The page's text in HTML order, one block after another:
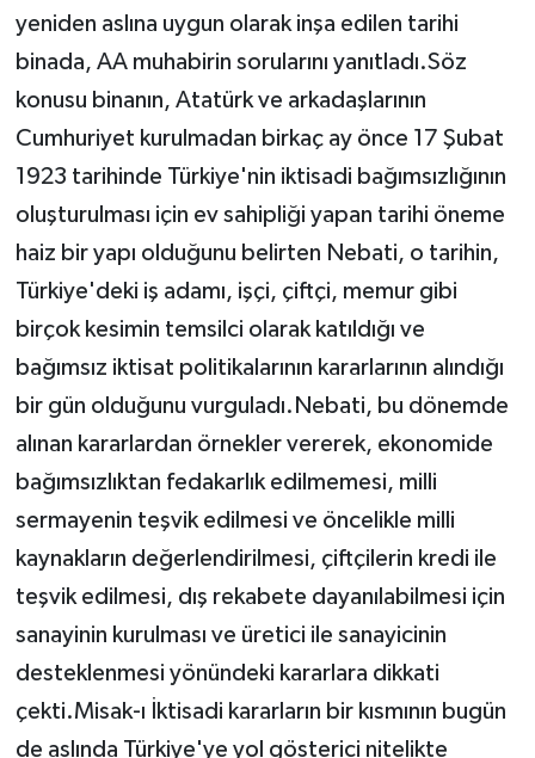
yeniden aslına uygun olarak inşa edilen tarihi
binada, AA muhabirin sorularını yanıtladı.Söz
konusu binanın, Atatürk ve arkadaşlarının
Cumhuriyet kurulmadan birkaç ay önce 17 Şubat
1923 tarihinde Türkiye'nin iktisadi bağımsızlığının
oluşturulması için ev sahipliği yapan tarihi öneme
haiz bir yapı olduğunu belirten Nebati, o tarihin,
Türkiye'deki iş adamı, işçi, çiftçi, memur gibi
birçok kesimin temsilci olarak katıldığı ve
bağımsız iktisat politikalarının kararlarının alındığı
bir gün olduğunu vurguladı.Nebati, bu dönemde
alınan kararlardan örnekler vererek, ekonomide
bağımsızlıktan fedakarlık edilmemesi, milli
sermayenin teşvik edilmesi ve öncelikle milli
kaynakların değerlendirilmesi, çiftçilerin kredi ile
teşvik edilmesi, dış rekabete dayanılabilmesi için
sanayinin kurulması ve üretici ile sanayicinin
desteklenmesi yönündeki kararlara dikkati
çekti.Misak-ı İktisadi kararların bir kısmının bugün
de aslında Türkiye'ye yol gösterici nitelikte